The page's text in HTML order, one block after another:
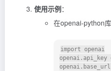
使用示例：
在openai-python库
import openai
openai.api_key